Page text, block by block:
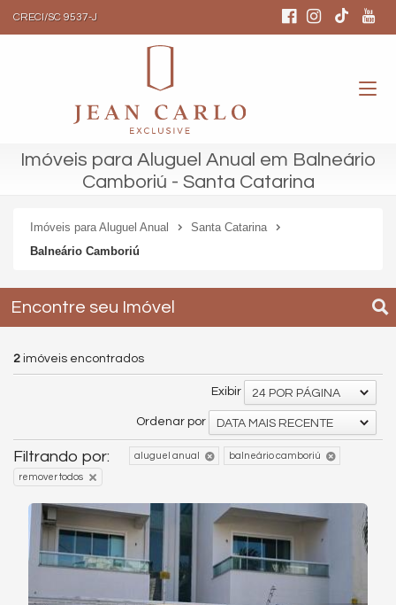
CRECI/SC 9537-J
Imóveis para Aluguel Anual em Balneário
Camboriú - Santa Catarina
Imóveis para Aluguel Anual
Santa Catarina
Balneário Camboriú
Encontre seu Imóvel
2 imóveis encontrados
Exibir 24 POR PÁGINA
Ordenar por DATA MAIS RECENTE
Filtrando por: aluguel anual balneário camboriú
remover todos